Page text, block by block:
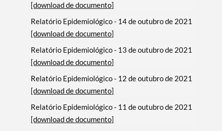
[download de documento]
Relatório Epidemiológico - 14 de outubro de 2021
[download de documento]
Relatório Epidemiológico - 13 de outubro de 2021
[download de documento]
Relatório Epidemiológico - 12 de outubro de 2021
[download de documento]
Relatório Epidemiológico - 11 de outubro de 2021
[download de documento]